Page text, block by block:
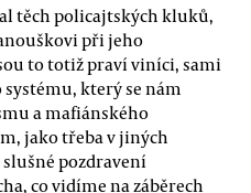
těch policajtských kluků,
při jeho
to totiž praví viníci, sami
který se nám
a mafiánského
jako třeba v jiných
pozdravení
co vidíme na záběrech